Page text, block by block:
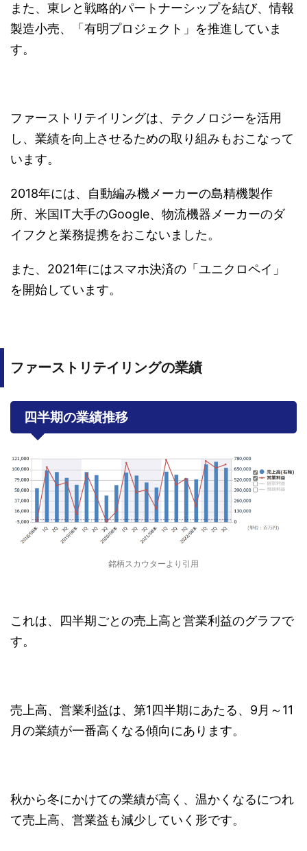
また、東レと戦略的パートナーシップを結び、情報
製造小売、「有明プロジェクト」を推進していま
す。
ファーストリテイリングは、テクノロジーを活用
し、業績を向上させるための取り組みもおこなって
います。
2018年には、自動編み機メーカーの島精機製作
所、米国IT大手のGoogle、物流機器メーカーのダ
イフクと業務提携をおこないました。
また、2021年にはスマホ決済の「ユニクロペイ」
を開始しています。
ファーストリテイリングの業績
四半期の業績推移
銘柄スカウターより引用
これは、四半期ごとの売上高と営業利益のグラフで
す。
売上高、営業利益は、第1四半期にあたる、9月～11
月の業績が一番高くなる傾向にあります。
秋から冬にかけての業績が高く、温かくなるにつれ
て売上高、営業益も減少していく形です。